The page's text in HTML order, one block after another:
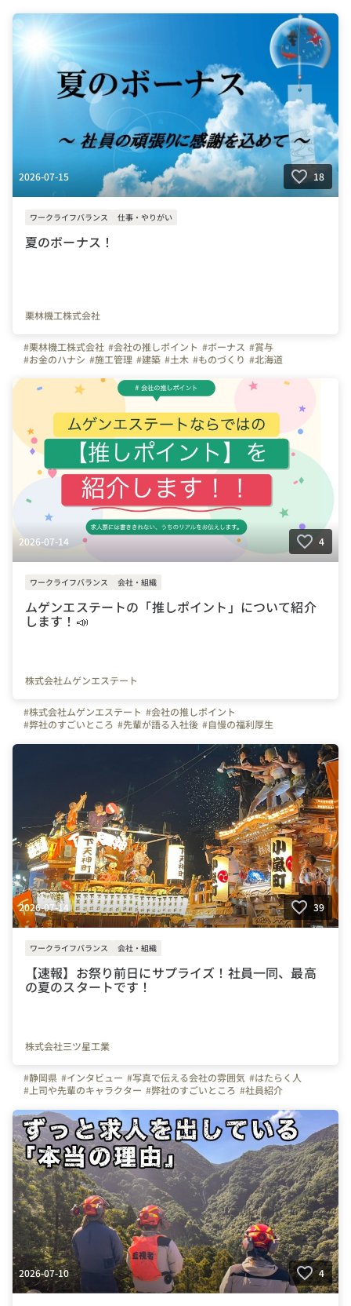
2026-07-15 18
ワークライフバランス 仕事・やりがい
夏のボーナス！
栗林機工株式会社
#栗林機工株式会社 #会社の推しポイント #ボーナス #賞与
#お金のハナシ #施工管理 #建築 #土木 #ものづくり #北海道
2026-07-14 4
ワークライフバランス 会社・組織
ムゲンエステートの「推しポイント」について紹介
します！📣
株式会社ムゲンエステート
#株式会社ムゲンエステート #会社の推しポイント
#弊社のすごいところ #先輩が語る入社後 #自慢の福利厚生
#くるみん
2026-07-14 39
ワークライフバランス 会社・組織
【速報】お祭り前日にサプライズ！社員一同、最高
の夏のスタートです！
株式会社三ツ星工業
#静岡県 #インタビュー #写真で伝える会社の雰囲気 #はたらく人
#上司や先輩のキャラクター #弊社のすごいところ #社員紹介
#転職してよかったこと
#Iターン #Uターン
#会社の推しポイント #建設業 #管工事 #水道業界 #地域社会貢献
#安定キャリア #技術者募集 #経験者募集 #転職歓迎 #楽しく仕事
#転勤なし #未経験者可 #Jターン #安定性
#お金のハナシ
#三ツ星工業 #株式会社三ツ星工業 #年末年始休暇 #賞与
#社内イベント #休日 #設備
2026-07-10 4